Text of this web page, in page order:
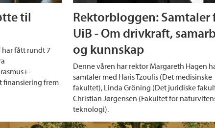
til
har fått rundt 7
finansiering frem
Rektorbloggen: Samtaler
UiB - Om drivkraft,
og kunnskap
Denne våren har rektor Margareth Hagen
samtaler med Haris Tzoulis (Det medisinske
fakultet), Linda Gröning (Det juridiske
Christian Jørgensen (Fakultet for
teknologi).